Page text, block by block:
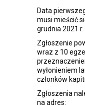
Data
musi mieścić
grudnia 2021 r.
Zgłoszenie
wraz z 10
wyłonieniem
członków
Zgłoszenia
na adres: